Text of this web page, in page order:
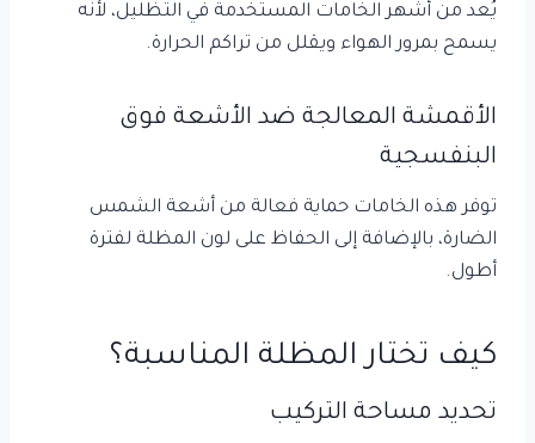
يُعد من أشهر الخامات المستخدمة في التظليل، لأنه
يسمح بمرور الهواء ويقلل من تراكم الحرارة.
الأقمشة المعالجة ضد الأشعة فوق
البنفسجية
توفر هذه الخامات حماية فعالة من أشعة الشمس
الضارة، بالإضافة إلى الحفاظ على لون المظلة لفترة
أطول.
كيف تختار المظلة المناسبة؟
تحديد مساحة التركيب